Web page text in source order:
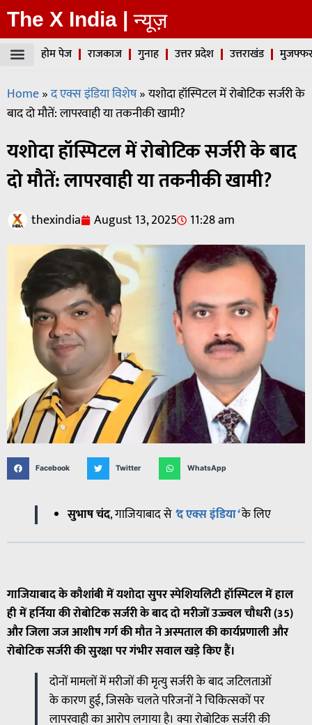
The X India | न्यूज़
होम पेज राजकाज गुनाह उत्तर प्रदेश उत्तराखंड
Home»द एक्स इंडिया विशेष»यशोदा हॉस्पिटल में रोबोटिक सर्जरी के
बाद दो मौतें: लापरवाही या तकनीकी खामी?
यशोदा हॉस्पिटल में रोबोटिक सर्जरी के बाद
दो मौतें: लापरवाही या तकनीकी खामी?
thexindia August 13, 2025 11:28 am
Facebook Twitter WhatsApp
सुभाष चंद, गाजियाबादसे ‘दएक्सइंडिया‘केलिए
गाजियाबाद के कौशांबी में यशोदा सुपर स्पेशियलिटी हॉस्पिटल में हाल
ही में हर्निया की रोबोटिक सर्जरी के बाद दो मरीजों उज्ज्वल चौधरी (35)
और जिला जज आशीष गर्ग की मौत ने अस्पताल की कार्यप्रणाली और
रोबोटिक सर्जरी की सुरक्षा पर गंभीर सवाल खड़े किए हैं।
दोनों मामलों में मरीजों की मृत्यु सर्जरी के बाद जटिलताओं
के कारण हुई, जिसके चलते परिजनों ने चिकित्सकों पर
लापरवाही का आरोप लगाया है। क्या रोबोटिक सर्जरी की